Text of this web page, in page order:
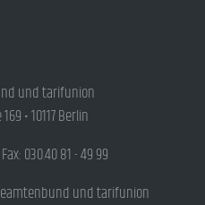
und tarifunion
• 10117 Berlin
030.40 81 - 49 99
und tarifunion